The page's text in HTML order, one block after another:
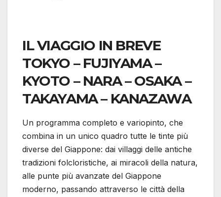
IL VIAGGIO IN BREVE
TOKYO – FUJIYAMA –
KYOTO – NARA – OSAKA –
TAKAYAMA – KANAZAWA
Un programma completo e variopinto, che
combina in un unico quadro tutte le tinte più
diverse del Giappone: dai villaggi delle antiche
tradizioni folcloristiche, ai miracoli della natura,
alle punte più avanzate del Giappone
moderno, passando attraverso le città della